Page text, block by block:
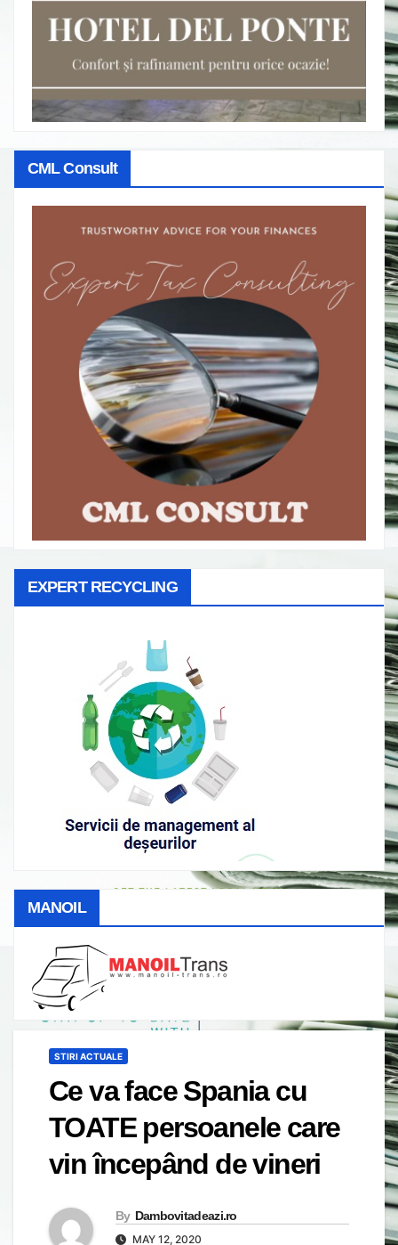
CML Consult
EXPERT RECYCLING
MANOIL
STIRI ACTUALE
Ce va face Spania cu
TOATE persoanele care
vin începând de vineri
By Dambovitadeazi.ro
MAY 12, 2020